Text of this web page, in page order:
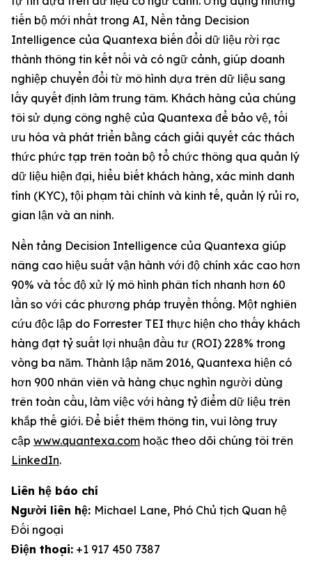
tiến bộ mới nhất trong AI, Nền tảng Decision
Intelligence của Quantexa biến đổi dữ liệu rời rạc
thành thông tin kết nối và có ngữ cảnh, giúp doanh
nghiệp chuyển đổi từ mô hình dựa trên dữ liệu sang
lấy quyết định làm trung tâm. Khách hàng của chúng
tôi sử dụng công nghệ của Quantexa để bảo vệ, tối
ưu hóa và phát triển bằng cách giải quyết các thách
thức phức tạp trên toàn bộ tổ chức thông qua quản lý
dữ liệu hiện đại, hiểu biết khách hàng, xác minh danh
tính (KYC), tội phạm tài chính và kinh tế, quản lý rủi ro,
gian lận và an ninh.
Nền tảng Decision Intelligence của Quantexa giúp
nâng cao hiệu suất vận hành với độ chính xác cao hơn
90% và tốc độ xử lý mô hình phân tích nhanh hơn 60
lần so với các phương pháp truyền thống. Một nghiên
cứu độc lập do Forrester TEI thực hiện cho thấy khách
hàng đạt tỷ suất lợi nhuận đầu tư (ROI) 228% trong
vòng ba năm. Thành lập năm 2016, Quantexa hiện có
hơn 900 nhân viên và hàng chục nghìn người dùng
trên toàn cầu, làm việc với hàng tỷ điểm dữ liệu trên
khắp thế giới. Để biết thêm thông tin, vui lòng truy
cập www.quantexa.com hoặc theo dõi chúng tôi trên
LinkedIn.
Liên hệ báo chí
Người liên hệ: Michael Lane, Phó Chủ tịch Quan hệ
Đối ngoại
Điện thoại: +1 917 450 7387